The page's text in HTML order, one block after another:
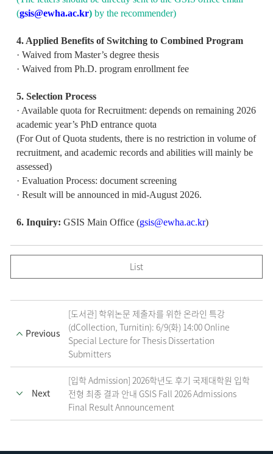
(gsis@ewha.ac.kr) by the recommender)
4. Applied Benefits of Switching to Combined Program
· Waived from Master’s degree thesis
· Waived from Ph.D. program enrollment fee
5. Selection Process
· Available quota for Recruitment: depends on remaining 2026
academic year’s PhD entrance quota
(For Out of Quota students, there is no restriction in volume of
recruitment, and academic records and abilities will mainly be
assessed)
· Evaluation Process: document screening
· Result will be announced in mid-August 2026.
6. Inquiry: GSIS Main Office (gsis@ewha.ac.kr)
List
Previous
[도서관] 학위논문 제출자를 위한 온라인 특강
(dCollection, Turnitin): 6/9(화) 14:00 Online
Special Lecture for Thesis Dissertation
Submitters
Next
[입학 Admission] 2026학년도 후기 국제대학원 입학
전형 최종 결과 안내 GSIS Fall 2026 Admissions
Final Result Announcement